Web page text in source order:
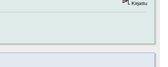
Kirjattu